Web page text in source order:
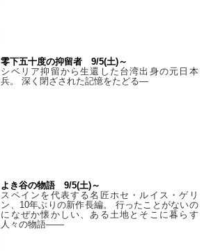
零下五十度の抑留者 9/5(土)～
シベリア抑留から生還した台湾出身の元日本
兵。 深く閉ざされた記憶をたどる—
よき谷の物語 9/5(土)～
スペインを代表する名匠ホセ・ルイス・ゲリ
ン、10年ぶりの新作長編。 行ったことがないの
になぜか懐かしい、ある土地とそこに暮らす
人々の物語――